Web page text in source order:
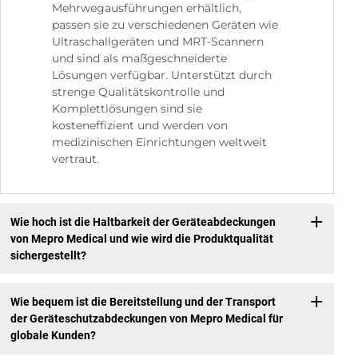
Mehrwegausführungen erhältlich,
passen sie zu verschiedenen Geräten wie
Ultraschallgeräten und MRT-Scannern
und sind als maßgeschneiderte
Lösungen verfügbar. Unterstützt durch
strenge Qualitätskontrolle und
Komplettlösungen sind sie
kosteneffizient und werden von
medizinischen Einrichtungen weltweit
vertraut.
Wie hoch ist die Haltbarkeit der Geräteabdeckungen
von Mepro Medical und wie wird die Produktqualität
sichergestellt?
Wie bequem ist die Bereitstellung und der Transport
der Geräteschutzabdeckungen von Mepro Medical für
globale Kunden?